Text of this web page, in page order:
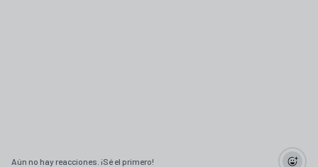
Aún no hay reacciones. ¡Sé el primero!